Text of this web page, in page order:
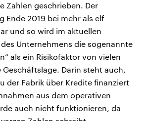
Zahlen geschrieben. Der
Ende 2019 bei mehr als elf
und so wird im aktuellen
Unternehmens die sogenannte
als ein Risikofaktor von vielen
Darin steht auch,
der Fabrik über Kredite finanziert
aus dem operativen
auch nicht funktionieren, da